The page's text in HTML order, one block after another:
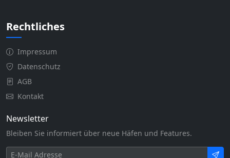
Rechtliches
Impressum
Datenschutz
AGB
Kontakt
Newsletter
Bleiben Sie informiert über neue Häfen und Features.